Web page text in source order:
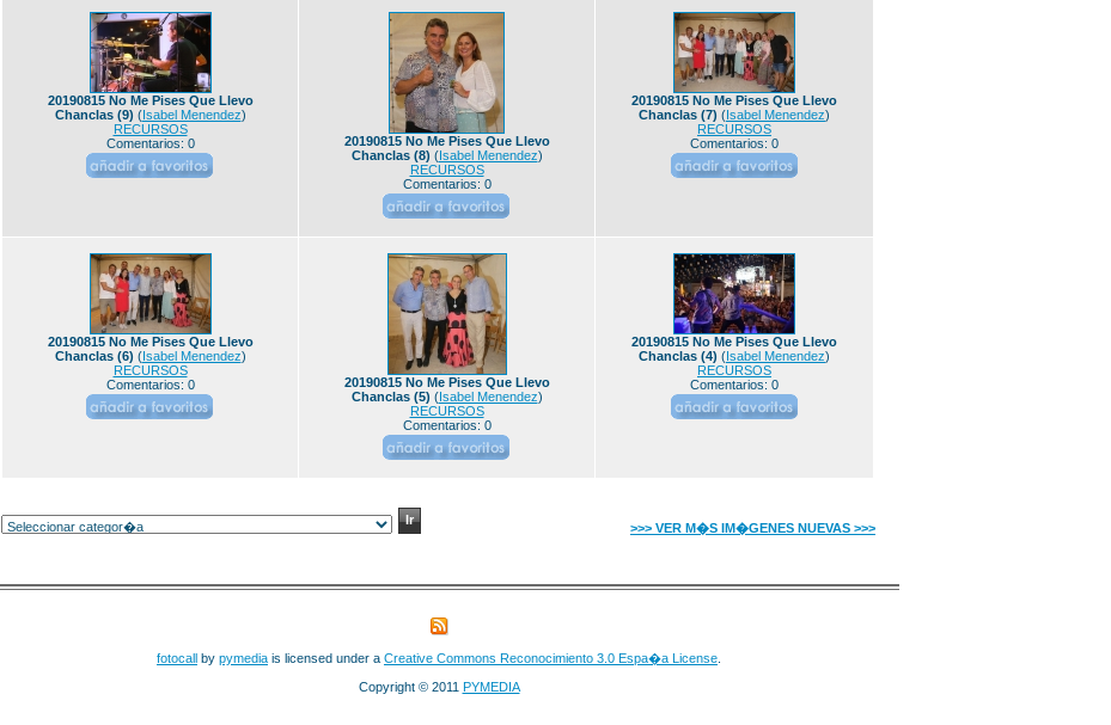
20190815 No Me Pises Que Llevo
Chanclas (9) (Isabel Menendez)
RECURSOS
Comentarios: 0
20190815 No Me Pises Que Llevo
Chanclas (8) (Isabel Menendez)
RECURSOS
Comentarios: 0
20190815 No Me Pises Que Llevo
Chanclas (7) (Isabel Menendez)
RECURSOS
Comentarios: 0
20190815 No Me Pises Que Llevo
Chanclas (6) (Isabel Menendez)
RECURSOS
Comentarios: 0
20190815 No Me Pises Que Llevo
Chanclas (5) (Isabel Menendez)
RECURSOS
Comentarios: 0
20190815 No Me Pises Que Llevo
Chanclas (4) (Isabel Menendez)
RECURSOS
Comentarios: 0
>>> VER M�S IM�GENES NUEVAS >>>
fotocall by pymedia is licensed under a Creative Commons Reconocimiento 3.0 Espa�a License
Copyright © 2011 PYMEDIA